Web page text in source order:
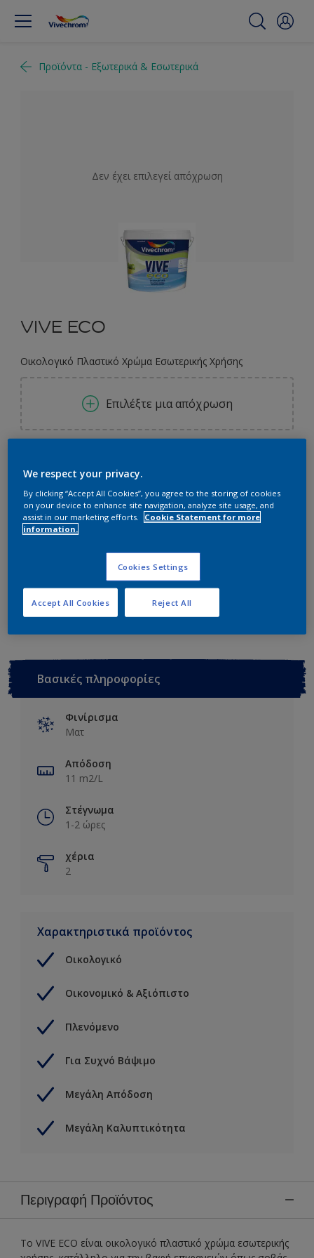
Προϊόντα - Εξωτερικά & Εσωτερικά
Δεν έχει επιλεγεί απόχρωση
VIVE ECO
Οικολογικό Πλαστικό Χρώμα Εσωτερικής Χρήσης
Επιλέξτε μια απόχρωση
0.73L
0.75L
8.7L
9L
Ποσότητα Υπολογισμός χρώματος
Προσθήκη στο Workspace
Βασικές πληροφορίες
Φινίρισμα
Ματ
Απόδοση
11 m2/L
Στέγνωμα
1-2 ώρες
χέρια
2
Χαρακτηριστικά προϊόντος
Οικολογικό
Οικονομικό & Αξιόπιστο
Πλενόμενο
Για Συχνό Βάψιμο
Μεγάλη Απόδοση
Μεγάλη Καλυπτικότητα
Περιγραφή Προϊόντος
Tο VIVE ECO είναι οικολογικό πλαστικό χρώμα εσωτερικής
We respect your privacy.
By clicking “Accept All Cookies”, you agree to the storing of cookies
on your device to enhance site navigation, analyze site usage, and
assist in our marketing efforts.
Cookie Statement for more
information.
Cookies Settings
Reject All
Accept All Cookies